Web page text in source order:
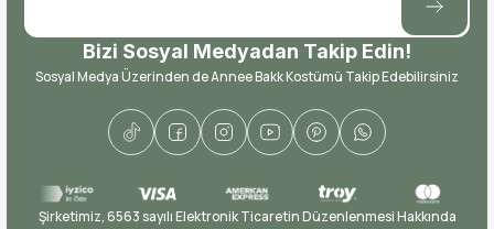
Bizi Sosyal Medyadan Takip Edin!
Sosyal Medya Üzerinden de Annee Bakk Kostümü Takip Edebilirsiniz
​Şirketimiz, 6563 sayılı Elektronik Ticaretin Düzenlenmesi Hakkında